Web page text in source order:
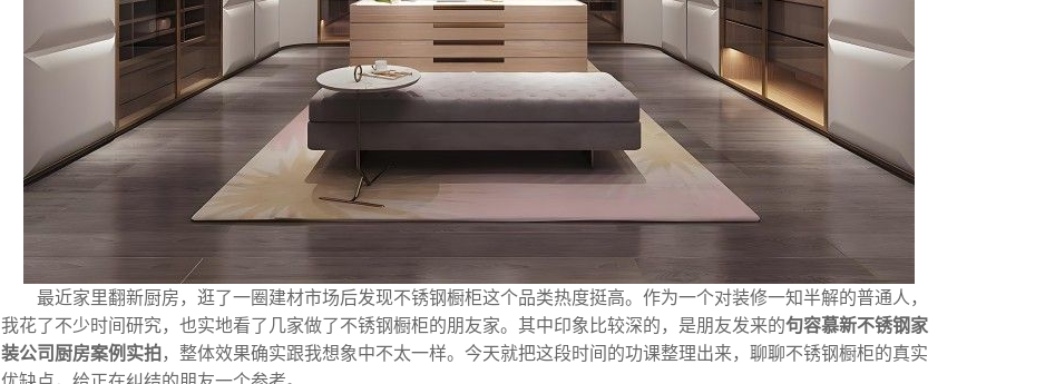
最近家里翻新厨房，逛了一圈建材市场后发现不锈钢橱柜这个品类热度挺高。作为一个对装修一知半解的普通人，
我花了不少时间研究，也实地看了几家做了不锈钢橱柜的朋友家。其中印象比较深的，是朋友发来的句容慕新不锈钢家
装公司厨房案例实拍 ，整体效果确实跟我想象中不太一样。今天就把这段时间的功课整理出来，聊聊不锈钢橱柜的真实